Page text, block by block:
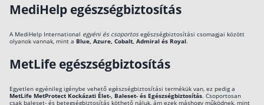
MediHelp egészségbiztosítás
A MediHelp International egyéni és csoportosegészségbiztosítási csomagjai között
olyanok vannak, mint a Blue, Azure, Cobalt, Admiral és Royal.
MetLife egészségbiztosítás
Egyetlen egyénileg igénybe vehető egészségbiztosítási termékük van, ez pedig a
MetLife MetProtect Kockázati Élet-, Baleset- és Egészségbiztosítás. Csoportosan
csak baleset- és betegségbiztosítás köthető náluk, ám ezek máshogy működnek, mint